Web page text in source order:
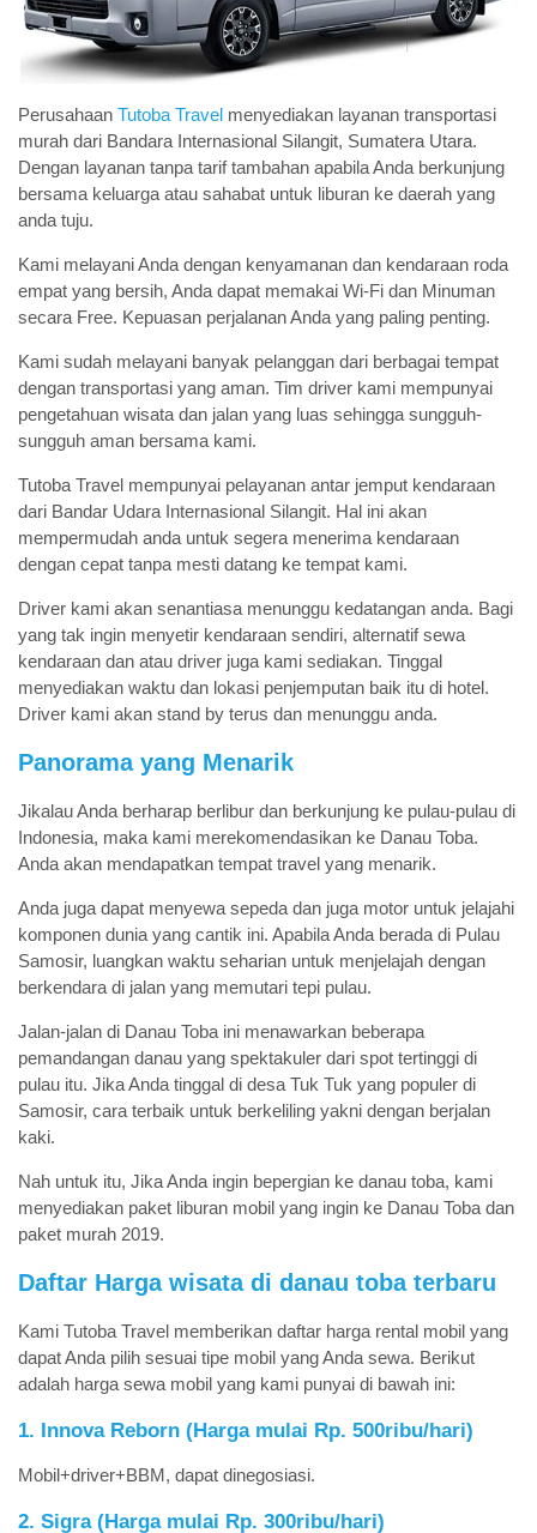
Perusahaan Tutoba Travel menyediakan layanan transportasi
murah dari Bandara Internasional Silangit, Sumatera Utara.
Dengan layanan tanpa tarif tambahan apabila Anda berkunjung
bersama keluarga atau sahabat untuk liburan ke daerah yang
anda tuju.
Kami melayani Anda dengan kenyamanan dan kendaraan roda
empat yang bersih, Anda dapat memakai Wi-Fi dan Minuman
secara Free. Kepuasan perjalanan Anda yang paling penting.
Kami sudah melayani banyak pelanggan dari berbagai tempat
dengan transportasi yang aman. Tim driver kami mempunyai
pengetahuan wisata dan jalan yang luas sehingga sungguh-
sungguh aman bersama kami.
Tutoba Travel mempunyai pelayanan antar jemput kendaraan
dari Bandar Udara Internasional Silangit. Hal ini akan
mempermudah anda untuk segera menerima kendaraan
dengan cepat tanpa mesti datang ke tempat kami.
Driver kami akan senantiasa menunggu kedatangan anda. Bagi
yang tak ingin menyetir kendaraan sendiri, alternatif sewa
kendaraan dan atau driver juga kami sediakan. Tinggal
menyediakan waktu dan lokasi penjemputan baik itu di hotel.
Driver kami akan stand by terus dan menunggu anda.
Panorama yang Menarik
Jikalau Anda berharap berlibur dan berkunjung ke pulau-pulau di
Indonesia, maka kami merekomendasikan ke Danau Toba.
Anda akan mendapatkan tempat travel yang menarik.
Anda juga dapat menyewa sepeda dan juga motor untuk jelajahi
komponen dunia yang cantik ini. Apabila Anda berada di Pulau
Samosir, luangkan waktu seharian untuk menjelajah dengan
berkendara di jalan yang memutari tepi pulau.
Jalan-jalan di Danau Toba ini menawarkan beberapa
pemandangan danau yang spektakuler dari spot tertinggi di
pulau itu. Jika Anda tinggal di desa Tuk Tuk yang populer di
Samosir, cara terbaik untuk berkeliling yakni dengan berjalan
kaki.
Nah untuk itu, Jika Anda ingin bepergian ke danau toba, kami
menyediakan paket liburan mobil yang ingin ke Danau Toba dan
paket murah 2019.
Daftar Harga wisata di danau toba terbaru
Kami Tutoba Travel memberikan daftar harga rental mobil yang
dapat Anda pilih sesuai tipe mobil yang Anda sewa. Berikut
adalah harga sewa mobil yang kami punyai di bawah ini:
1. Innova Reborn (Harga mulai Rp. 500ribu/hari)
Mobil+driver+BBM, dapat dinegosiasi.
2. Sigra (Harga mulai Rp. 300ribu/hari)